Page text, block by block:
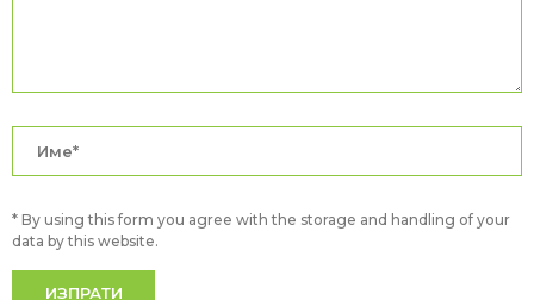
* By using this form you agree with the storage and handling of your
data by this website.